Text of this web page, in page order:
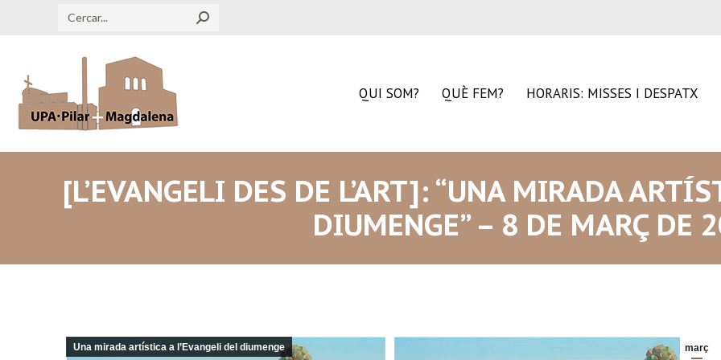
Search:
QUI SOM? QUÈ FEM? HORARIS: MISSES I DESPATX
[L’EVANGELI DES DE L’ART]: “UNA MIRADA
DIUMENGE” – 8 DE MARÇ DE
març
Una mirada artística a l’Evangeli del diumenge